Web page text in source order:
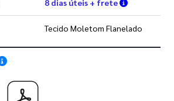
Tecido Moletom Flanelado
Saiba como utilizar os nossos gabaritos